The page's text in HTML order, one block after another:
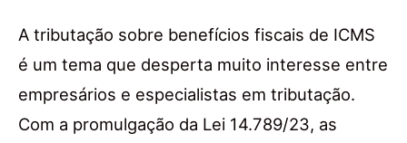
A tributação sobre benefícios fiscais de ICMS
é um tema que desperta muito interesse entre
empresários e especialistas em tributação.
Com a promulgação da Lei 14.789/23, as